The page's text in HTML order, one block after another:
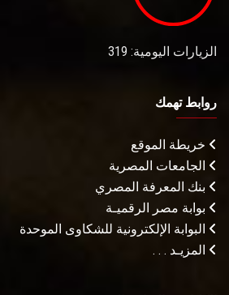
الزيارات اليومية: 319
روابط تهمك
خريطة الموقع
الجامعات المصرية
بنك المعرفة المصري
بوابة مصر الرقميـة
البوابة الإلكترونية للشكاوى الموحدة
المزيـد . . .